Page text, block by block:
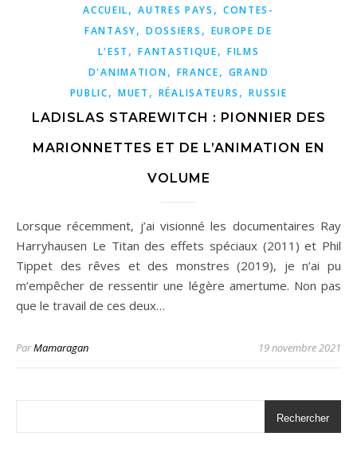
ACCUEIL,AUTRES PAYS , CONTES-
FANTASY, DOSSIERS , EUROPE DE
L'EST ,FANTASTIQUE, FILMS
D'ANIMATION, FRANCE, GRAND
PUBLIC, MUET , RÉALISATEURS ,RUSSIE
LADISLAS STAREWITCH : PIONNIER DES
MARIONNETTES ET DE L’ANIMATION EN
VOLUME
Lorsque récemment, j’ai visionné les documentaires Ray
Harryhausen Le Titan des effets spéciaux (2011) et Phil
Tippet des rêves et des monstres (2019), je n’ai pu
m’empêcher de ressentir une légère amertume. Non pas
que le travail de ces deux…
ParMamaragan 19 novembre 2021
Rechercher